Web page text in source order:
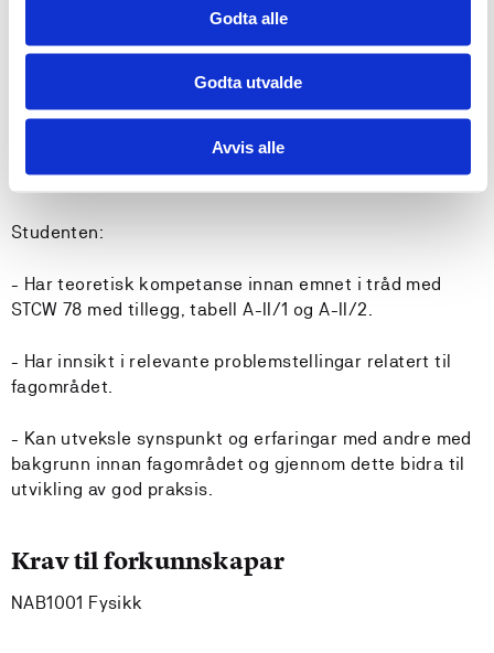
Godta alle
Godta utvalde
Avvis alle
- Har god kjennskap til vedlikehaldsstyringssystem og
kan følgje opp planlagt vedlikehald.
Kompetanse:
Studenten:
- Har teoretisk kompetanse innan emnet i tråd med
STCW 78 med tillegg, tabell A-II/1 og A-II/2.
- Har innsikt i relevante problemstellingar relatert til
fagområdet.
- Kan utveksle synspunkt og erfaringar med andre med
bakgrunn innan fagområdet og gjennom dette bidra til
utvikling av god praksis.
Krav til forkunnskapar
NAB1001 Fysikk